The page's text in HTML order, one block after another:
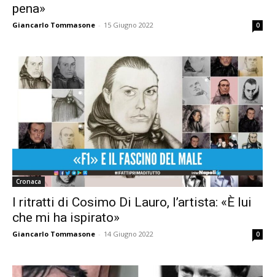
pena»
Giancarlo Tommasone - 15 Giugno 2022 0
Cronaca
I ritratti di Cosimo Di Lauro, l’artista: «È lui
che mi ha ispirato»
Giancarlo Tommasone - 14 Giugno 2022 0